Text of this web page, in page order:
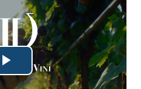
Lettore
in
Riproduci